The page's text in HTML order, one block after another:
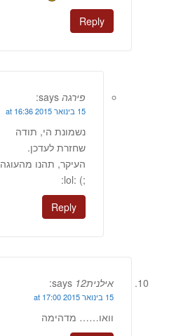
Reply
פירגה says:
15 בינואר 2015 at 16:36
נשמונת הי, תודה
שחזרת לעדכן.
העיקר, תהנו מהעוגה
;) :lol:
Reply
אילנית12 says:
15 בינואר 2015 at 17:00
וואו…… מדהימה